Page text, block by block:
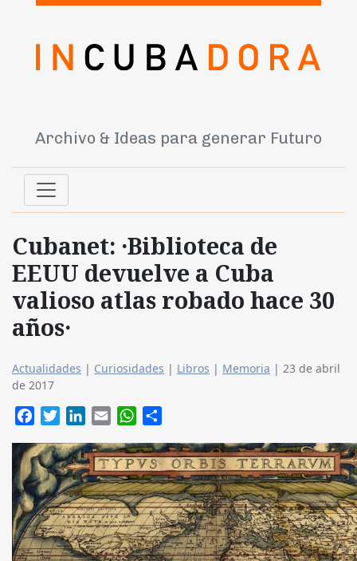
Archivo & Ideas para generar Futuro
Cubanet: ·Biblioteca de
EEUU devuelve a Cuba
valioso atlas robado hace 30
años·
Actualidades | Curiosidades | Libros | Memoria | 23 de abril
de 2017
FacebookTwitterLinkedIn
Email WhatsApp